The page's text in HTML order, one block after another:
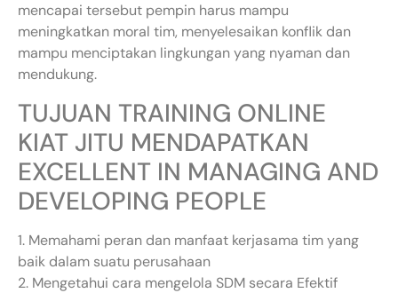
mencapai tersebut pempin harus mampu
meningkatkan moral tim, menyelesaikan konflik dan
mampu menciptakan lingkungan yang nyaman dan
mendukung.
TUJUAN TRAINING ONLINE
KIAT JITU MENDAPATKAN
EXCELLENT IN MANAGING AND
DEVELOPING PEOPLE
1. Memahami peran dan manfaat kerjasama tim yang
baik dalam suatu perusahaan
2. Mengetahui cara mengelola SDM secara Efektif